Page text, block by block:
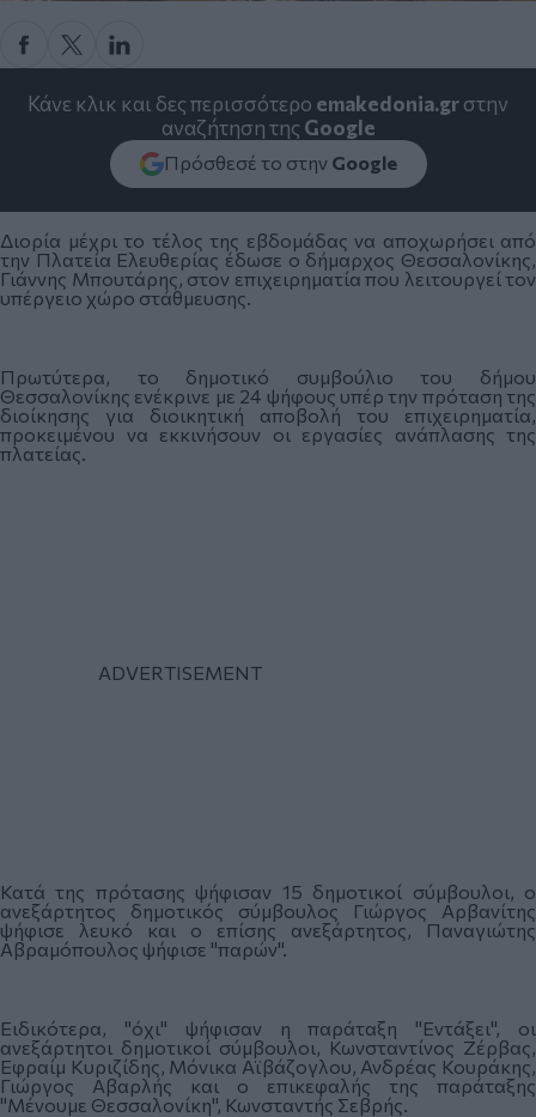
Κάνε κλικ και δες περισσότερο emakedonia.grστην
αναζήτηση της Google
Πρόσθεσέ το στην Google
Διορία μέχρι το τέλος της εβδομάδας να αποχωρήσει από
την Πλατεία Ελευθερίας έδωσε ο δήμαρχος Θεσσαλονίκης,
Γιάννης Μπουτάρης, στον επιχειρηματία που λειτουργεί τον
υπέργειο χώρο στάθμευσης.
Πρωτύτερα, το δημοτικό συμβούλιο του δήμου
Θεσσαλονίκης ενέκρινε με 24 ψήφους υπέρ την πρόταση της
διοίκησης για διοικητική αποβολή του επιχειρηματία,
προκειμένου να εκκινήσουν οι εργασίες ανάπλασης της
πλατείας.
Κατά της πρότασης ψήφισαν 15 δημοτικοί σύμβουλοι, ο
ανεξάρτητος δημοτικός σύμβουλος Γιώργος Αρβανίτης
ψήφισε λευκό και ο επίσης ανεξάρτητος, Παναγιώτης
Αβραμόπουλος ψήφισε "παρών".
Ειδικότερα, "όχι" ψήφισαν η παράταξη "Εντάξει", οι
ανεξάρτητοι δημοτικοί σύμβουλοι, Κωνσταντίνος Ζέρβας,
Εφραίμ Κυριζίδης, Μόνικα Αϊβάζογλου, Ανδρέας Κουράκης,
Γιώργος Αβαρλής και ο επικεφαλής της παράταξης
"Μένουμε Θεσσαλονίκη", Κωνσταντής Σεβρής.